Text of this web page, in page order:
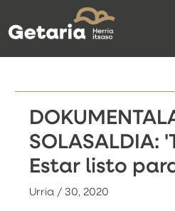
SOLASALDIA:
Estar listo
Urria / 30, 2020